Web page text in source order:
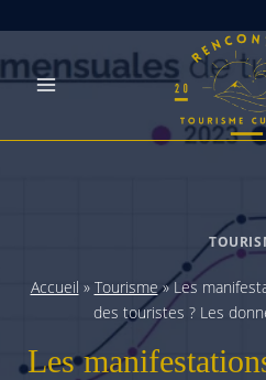
to
Accueil » Tourisme»Les
des touristes ? Les
Les